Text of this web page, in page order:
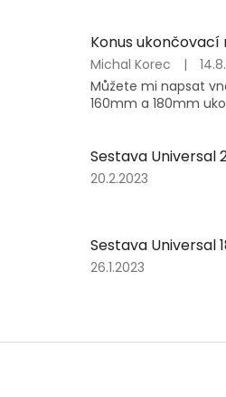
Hodnocení
produktu
je
5
hvězdiček.
Michal Korec |
Můžete mi napsat
160mm a 180mm
Sestava Universal
Hodnocení
z
5
20.2.2023
Sestava Universal
Hodnocení
26.1.2023
Z